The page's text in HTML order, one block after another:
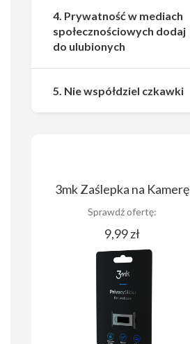
4. Prywatność w mediach
społecznościowych dodaj
do ulubionych
5. Nie współdziel czkawki
3mk Zaślepka na Kamerę
Sprawdź ofertę:
9,99 zł